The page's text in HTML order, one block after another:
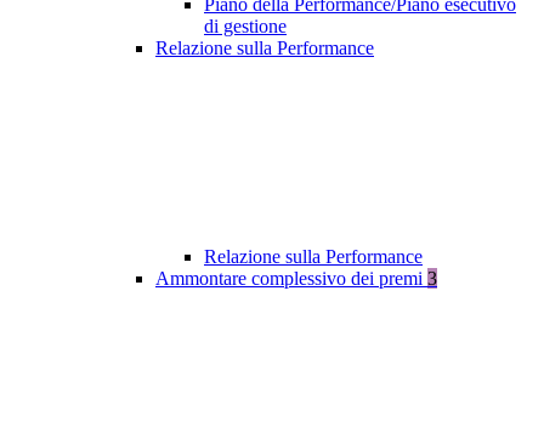
Piano della Performance/Piano esecutivo
di gestione
Relazione sulla Performance
Relazione sulla Performance
Ammontare complessivo dei premi 3